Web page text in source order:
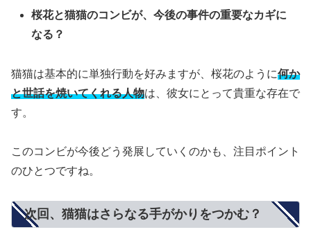
桜花と猫猫のコンビが、今後の事件の重要なカギに
なる？
猫猫は基本的に単独行動を好みますが、桜花のように何か
と世話を焼いてくれる人物は、彼女にとって貴重な存在で
す。
このコンビが今後どう発展していくのかも、注目ポイント
のひとつですね。
次回、猫猫はさらなる手がかりをつかむ？